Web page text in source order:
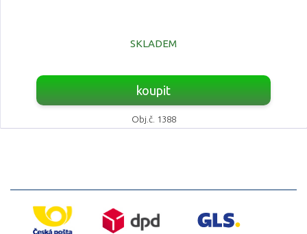
SKLADEM
koupit
Obj.č. 1388